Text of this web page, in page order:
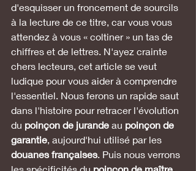
d'esquisser un froncement de sourcils
à la lecture de ce titre, car vous vous
attendez à vous « coltiner » un tas de
chiffres et de lettres. N'ayez crainte
chers lecteurs, cet article se veut
ludique pour vous aider à comprendre
l'essentiel. Nous ferons un rapide saut
dans l'histoire pour retracer l'évolution
du poinçon de jurande au poinçon de
garantie , aujourd'hui utilisé par les
douanes françaises. Puis nous verrons
les spécificités du poinçon de maître